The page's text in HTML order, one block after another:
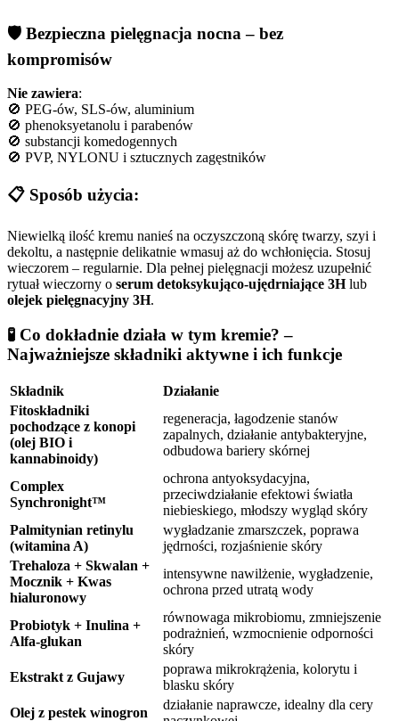
🛡 Bezpieczna pielęgnacja nocna – bez
kompromisów
Nie zawiera:
🚫 PEG-ów, SLS-ów, aluminium
🚫 phenoksyetanolu i parabenów
🚫 substancji komedogennych
🚫 PVP, NYLONU i sztucznych zagęstników
📋 Sposób użycia:
Niewielką ilość kremu nanieś na oczyszczoną skórę twarzy, szyi i
dekoltu, a następnie delikatnie wmasuj aż do wchłonięcia. Stosuj
wieczorem – regularnie. Dla pełnej pielęgnacji możesz uzupełnić
rytuał wieczorny o serum detoksykująco-ujędrniające 3Hlub
olejek pielęgnacyjny 3H.
🧪 Co dokładnie działa w tym kremie? –
Najważniejsze składniki aktywne i ich funkcje
Składnik
Działanie
Fitoskładniki
pochodzące z konopi
(olej BIO i
kannabinoidy)
regeneracja, łagodzenie stanów
zapalnych, działanie antybakteryjne,
odbudowa bariery skórnej
Complex
Synchronight™
ochrona antyoksydacyjna,
przeciwdziałanie efektowi światła
niebieskiego, młodszy wygląd skóry
Palmitynian retinylu
(witamina A)
wygładzanie zmarszczek, poprawa
jędrności, rozjaśnienie skóry
Trehaloza + Skwalan +
Mocznik + Kwas
hialuronowy
intensywne nawilżenie, wygładzenie,
ochrona przed utratą wody
Probiotyk + Inulina +
Alfa-glukan
równowaga mikrobiomu, zmniejszenie
podrażnień, wzmocnienie odporności
skóry
Ekstrakt z Gujawy
poprawa mikrokrążenia, kolorytu i
blasku skóry
Olej z pestek winogron
działanie naprawcze, idealny dla cery